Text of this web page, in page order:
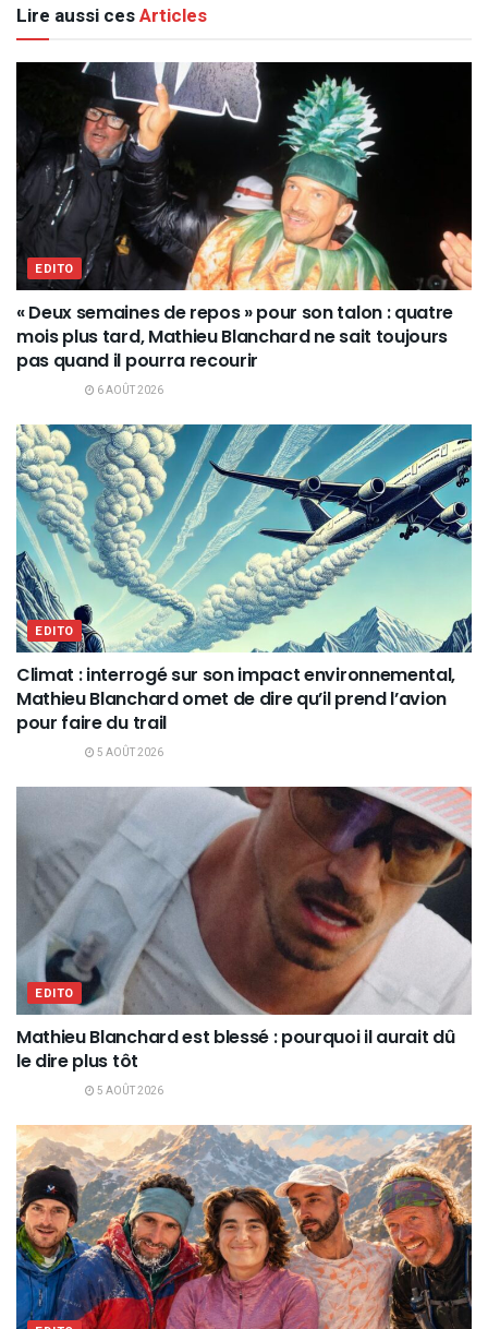
Lire aussi cesArticles
EDITO
« Deux semaines de repos » pour son talon : quatre
mois plus tard, Mathieu Blanchard ne sait toujours
pas quand il pourra recourir
6 AOÛT 2026
EDITO
Climat : interrogé sur son impact environnemental,
Mathieu Blanchard omet de dire qu’il prend l’avion
pour faire du trail
5 AOÛT 2026
EDITO
Mathieu Blanchard est blessé : pourquoi il aurait dû
le dire plus tôt
5 AOÛT 2026